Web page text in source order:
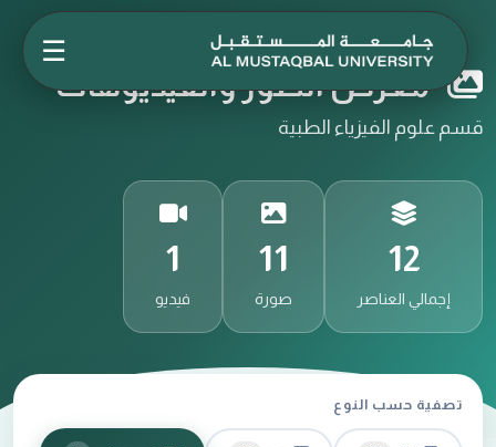
☰
معرض الصور والفيديوهات
قسم علوم الفيزياء الطبية
12
إجمالي العناصر
11
صورة
1
فيديو
تصفية حسب النوع